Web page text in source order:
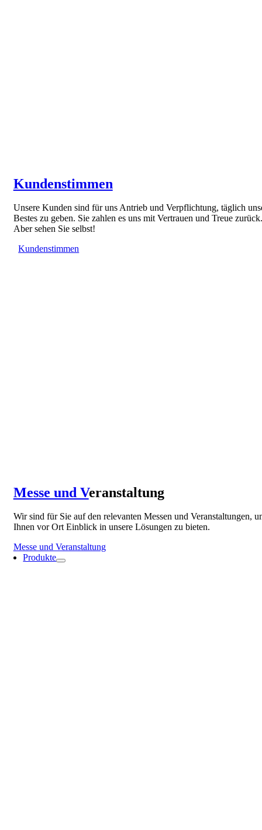
Kundenstimmen
Unsere Kunden sind für uns Antrieb und Verpflichtung, täglich
Bestes zu geben. Sie zahlen es uns mit Vertrauen und Treue zurück.
Aber sehen Sie selbst!
Kundenstimmen
Messe und Veranstaltung
Wir sind für Sie auf den relevanten Messen und Veranstaltungen,
Ihnen vor Ort Einblick in unsere Lösungen zu bieten.
Messe und Veranstaltung
Produkte